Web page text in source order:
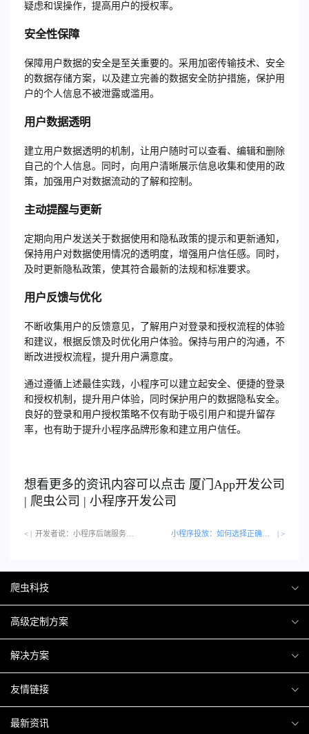
疑虑和误操作，提高用户的授权率。
安全性保障
保障用户数据的安全是至关重要的。采用加密传输技术、安全
的数据存储方案，以及建立完善的数据安全防护措施，保护用
户的个人信息不被泄露或滥用。
用户数据透明
建立用户数据透明的机制，让用户随时可以查看、编辑和删除
自己的个人信息。同时，向用户清晰展示信息收集和使用的政
策，加强用户对数据流动的了解和控制。
主动提醒与更新
定期向用户发送关于数据使用和隐私政策的提示和更新通知，
保持用户对数据使用情况的透明度，增强用户信任感。同时，
及时更新隐私政策，使其符合最新的法规和标准要求。
用户反馈与优化
不断收集用户的反馈意见，了解用户对登录和授权流程的体验
和建议，根据反馈及时优化用户体验。保持与用户的沟通，不
断改进授权流程，提升用户满意度。
通过遵循上述最佳实践，小程序可以建立起安全、便捷的登录
和授权机制，提升用户体验，同时保护用户的数据隐私安全。
良好的登录和用户授权策略不仅有助于吸引用户和提升留存
率，也有助于提升小程序品牌形象和建立用户信任。
想看更多的资讯内容可以点击 厦门 App开发公司
| 爬虫公司 | 小程序开发公司
< | | >
爬虫科技
爬虫案例
关于爬虫
高级定制方案
H5互动营销
微信小程序
解决方案
商城解决方案
商城会员积分商城解决方案
友情链接
厦门小程序开发
最新资讯